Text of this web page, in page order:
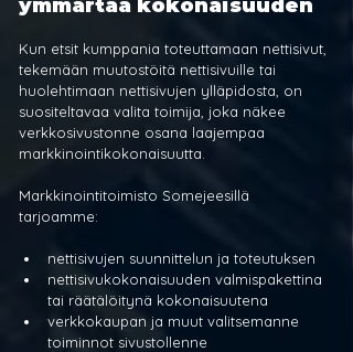
ymmärtää kokonaisuuden
Kun etsit kumppania toteuttamaan nettisivut,
tekemään muutostöitä nettisivuille tai
huolehtimaan nettisivujen ylläpidosta, on
suositeltavaa valita toimija, joka näkee
verkkosivustonne osana laajempaa
markkinointikokonaisuutta.
Markkinointitoimisto Somejeesillä
tarjoamme:
nettisivujen suunnittelun ja toteutuksen
nettisivukokonaisuuden valmispakettina
tai räätälöitynä kokonaisuutena
verkkokaupan ja muut valitsemanne
toiminnot sivustollenne